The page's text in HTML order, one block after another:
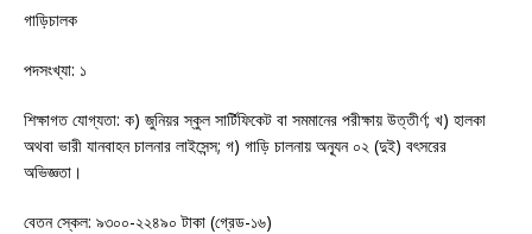
গাড়িচালক
পদসংখ্যা: ১
শিক্ষাগত যোগ্যতা: ক) জুনিয়র স্কুল সার্টিফিকেট বা সমমানের পরীক্ষায় উত্তীর্ণ; খ) হালকা
অথবা ভারী যানবাহন চালনার লাইসেন্স; গ) গাড়ি চালনায় অন্যূন ০২ (দুই) বৎসরের
অভিজ্ঞতা।
বেতন স্কেল: ৯৩০০-২২৪৯০ টাকা (গ্রেড-১৬)